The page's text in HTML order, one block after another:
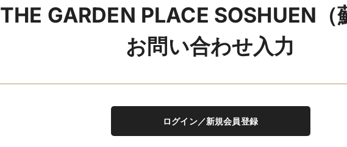
THE GARDEN PLACE SOSHUEN（
お問い合わせ入力
ログイン／新規会員登録